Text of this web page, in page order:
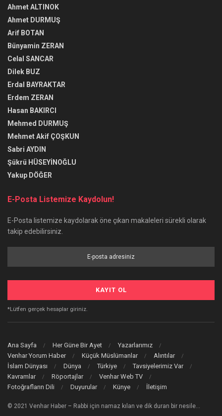
Ahmet ALTINOK
Ahmet DURMUŞ
Arif BOTAN
Bünyamin ZERAN
Celal SANCAR
Dilek BUZ
Erdal BAYRAKTAR
Erdem ZERAN
Hasan BAKIRCI
Mehmed DURMUŞ
Mehmet Akif ÇOŞKUN
Sabri AYDIN
Şükrü HÜSEYİNOĞLU
Yakup DÖĞER
E-Posta Listemize Kaydolun!
E-Posta listemize kaydolarak öne çıkan makaleleri sürekli olarak
takip edebilirsiniz.
*Lütfen gerçek hesaplar giriniz.
Ana Sayfa Her Güne Bir Ayet
Yazarlarımız
Venhar Yorum Haber
Küçük Müslümanlar
Alıntılar
İslam Dünyası
Dünya Türkiye
Tavsiyelerimiz Var
Kavramlar
Röportajlar
Venhar Web TV
Fotoğrafların Dili
Duyurular Künye İletişim
© 2021 Venhar Haber – Rabbi için namaz kılan ve dik duran bir nesile…